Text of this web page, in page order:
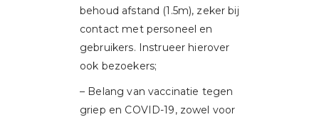
behoud afstand (1.5m), zeker bij
contact met personeel en
gebruikers. Instrueer hierover
ook bezoekers;
– Belang van vaccinatie tegen
griep en COVID-19, zowel voor